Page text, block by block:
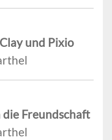
und Pixio
Freundschaft